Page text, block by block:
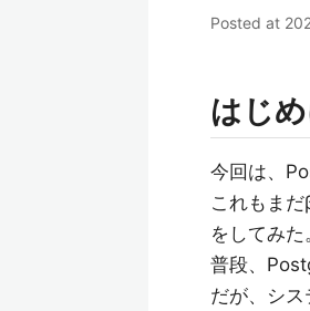
Posted at
はじ
今回は、
これもま
をしてみた
普段、
だが、シ